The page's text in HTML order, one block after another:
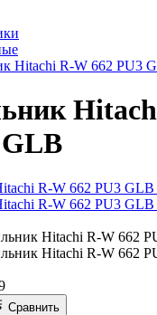
Hitachi R-W 662 PU3
Сравнить